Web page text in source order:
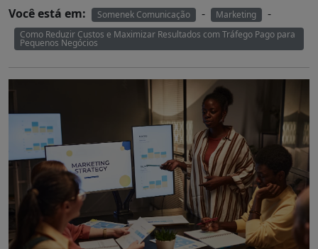
Você está em: Somenek Comunicação - Marketing -
Como Reduzir Custos e Maximizar Resultados com Tráfego Pago para
Pequenos Negócios